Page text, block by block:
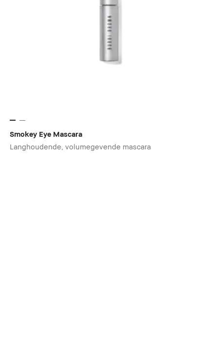
Smokey Eye Mascara
Langhoudende, volumegevende mascara